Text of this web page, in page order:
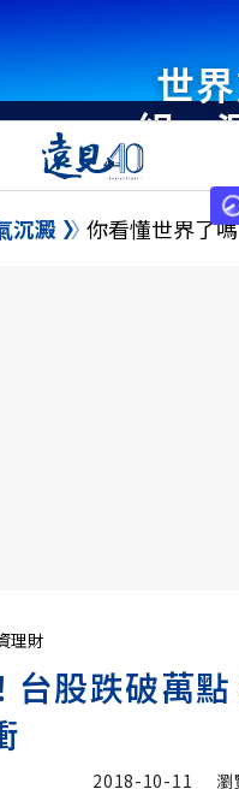
世
組・
未
世界
沉澱 你看懂世界了
理財
台股跌破萬點
2018-10-11 瀏